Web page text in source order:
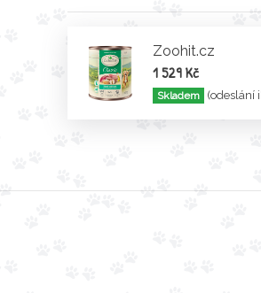
Zoohit.cz
1 529 Kč
Skladem (odeslání